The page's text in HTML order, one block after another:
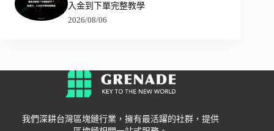
入金到下單完整教學
2026/08/06
我們深耕台灣區塊鏈行業，擁有最活躍的社群，提供